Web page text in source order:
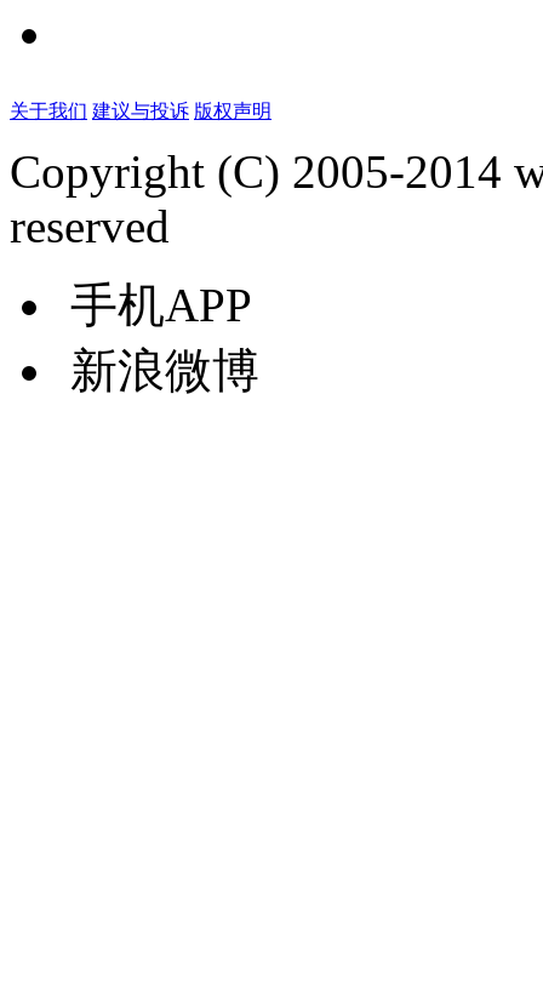
关于我们 建议与投诉 版权声明
Copyright (C) 2005-2014
reserved
手机APP
新浪微博